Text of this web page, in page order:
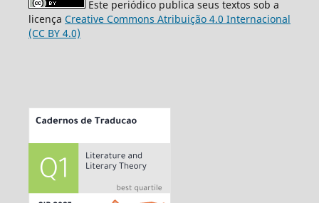
Este periódico publica seus textos sob a
licença Creative Commons Atribuição 4.0 Internacional
(CC BY 4.0)